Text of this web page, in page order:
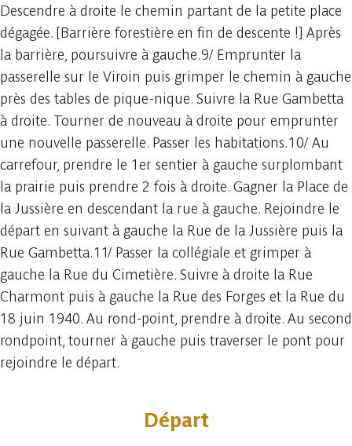
Descendre à droite le chemin partant de la petite place
dégagée. [Barrière forestière en fin de descente !] Après
la barrière, poursuivre à gauche.9/ Emprunter la
passerelle sur le Viroin puis grimper le chemin à gauche
près des tables de pique-nique. Suivre la Rue Gambetta
à droite. Tourner de nouveau à droite pour emprunter
une nouvelle passerelle. Passer les habitations.10/ Au
carrefour, prendre le 1er sentier à gauche surplombant
la prairie puis prendre 2 fois à droite. Gagner la Place de
la Jussière en descendant la rue à gauche. Rejoindre le
départ en suivant à gauche la Rue de la Jussière puis la
Rue Gambetta.11/ Passer la collégiale et grimper à
gauche la Rue du Cimetière. Suivre à droite la Rue
Charmont puis à gauche la Rue des Forges et la Rue du
18 juin 1940. Au rond-point, prendre à droite. Au second
rondpoint, tourner à gauche puis traverser le pont pour
rejoindre le départ.
Départ